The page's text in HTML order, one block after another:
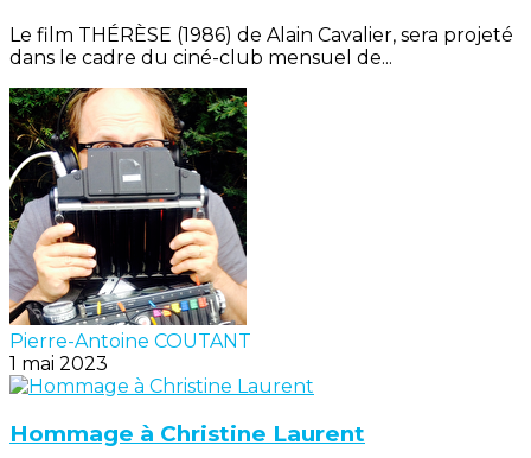
Le film THÉRÈSE (1986) de Alain Cavalier, sera projeté
dans le cadre du ciné-club mensuel de...
Pierre-Antoine COUTANT
1 mai 2023
Hommage à Christine Laurent